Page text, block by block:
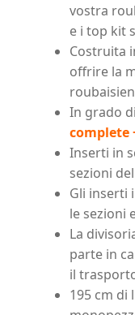
vostra
e i top kit
Costruita
offrire la
In grado
complete
Inserti in
sezioni
Gli inserti
le sezioni
La
parte in
il
195 cm di